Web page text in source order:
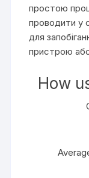
простою
проводити у
для
пристрою
How